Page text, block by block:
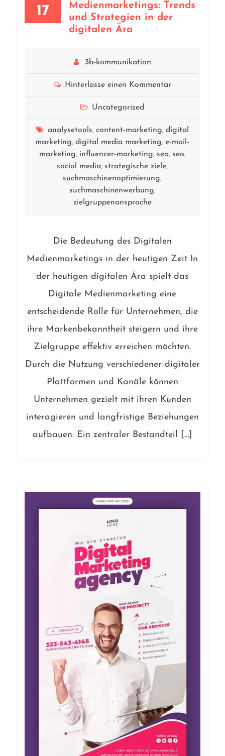
17
Medienmarketings: Trends
und Strategien in der
digitalen Ära
3b-kommunikation
Hinterlasse einen Kommentar
Uncategorized
analysetools, content-marketing, digital
marketing,digital media marketing,e-mail-
marketing, influencer-marketing, sea, seo,
social media, strategische ziele,
suchmaschinenoptimierung,
suchmaschinenwerbung,
zielgruppenansprache
Die Bedeutung des Digitalen
Medienmarketings in der heutigen Zeit In
der heutigen digitalen Ära spielt das
Digitale Medienmarketing eine
entscheidende Rolle für Unternehmen, die
ihre Markenbekanntheit steigern und ihre
Zielgruppe effektiv erreichen möchten.
Durch die Nutzung verschiedener digitaler
Plattformen und Kanäle können
Unternehmen gezielt mit ihren Kunden
interagieren und langfristige Beziehungen
aufbauen. Ein zentraler Bestandteil […]